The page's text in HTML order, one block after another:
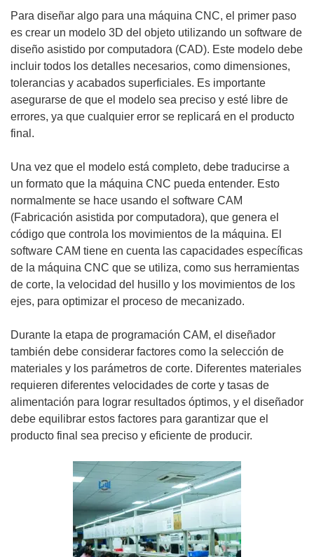
Para diseñar algo para una máquina CNC, el primer paso
es crear un modelo 3D del objeto utilizando un software de
diseño asistido por computadora (CAD). Este modelo debe
incluir todos los detalles necesarios, como dimensiones,
tolerancias y acabados superficiales. Es importante
asegurarse de que el modelo sea preciso y esté libre de
errores, ya que cualquier error se replicará en el producto
final.
Una vez que el modelo está completo, debe traducirse a
un formato que la máquina CNC pueda entender. Esto
normalmente se hace usando el software CAM
(Fabricación asistida por computadora), que genera el
código que controla los movimientos de la máquina. El
software CAM tiene en cuenta las capacidades específicas
de la máquina CNC que se utiliza, como sus herramientas
de corte, la velocidad del husillo y los movimientos de los
ejes, para optimizar el proceso de mecanizado.
Durante la etapa de programación CAM, el diseñador
también debe considerar factores como la selección de
materiales y los parámetros de corte. Diferentes materiales
requieren diferentes velocidades de corte y tasas de
alimentación para lograr resultados óptimos, y el diseñador
debe equilibrar estos factores para garantizar que el
producto final sea preciso y eficiente de producir.